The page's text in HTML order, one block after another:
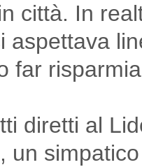
città. In
aspettava
far
diretti al
un